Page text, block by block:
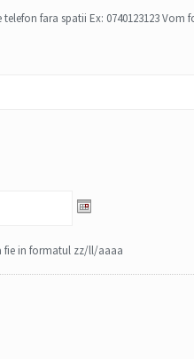
fara spatii Ex: 0740123123
Date
DD
fie in formatul zz/ll/aaaa